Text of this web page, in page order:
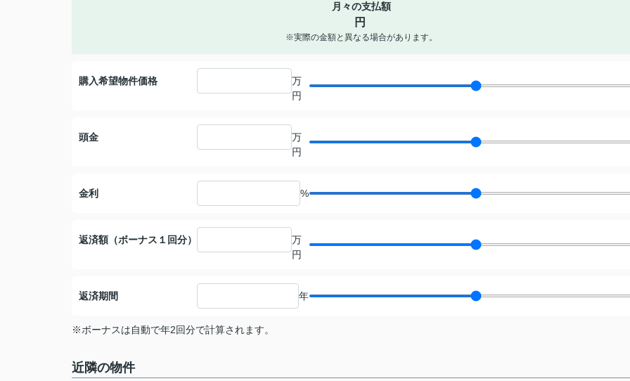
月々の支払額
円
※実際の金額と異なる場合があります。
購入希望物件価格
万
円
頭金
万
円
金利 %
返済額（ボーナス１回分）
万
円
返済期間 年
※ボーナスは自動で年2回分で計算されます。
近隣の物件